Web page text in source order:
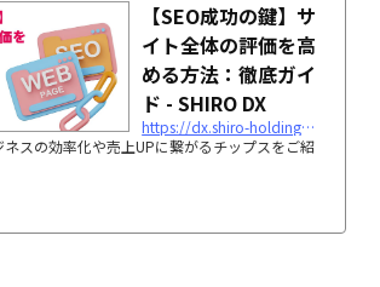
【SEO成功の鍵】サ
イト全体の評価を高
める方法：徹底ガイ
ド - SHIRO DX
https://dx.shiro-holdings.co.jp/p3401/
ネスの効率化や売上UPに繋がるチップスをご紹